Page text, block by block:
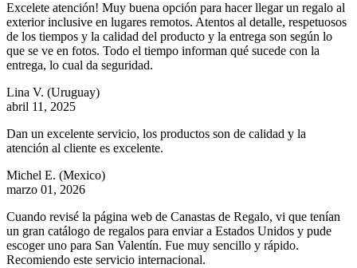
Excelete atención! Muy buena opción para hacer llegar un regalo al
exterior inclusive en lugares remotos. Atentos al detalle, respetuosos
de los tiempos y la calidad del producto y la entrega son según lo
que se ve en fotos. Todo el tiempo informan qué sucede con la
entrega, lo cual da seguridad.
Lina V. (Uruguay)
abril 11, 2025
Dan un excelente servicio, los productos son de calidad y la
atención al cliente es excelente.
Michel E. (Mexico)
marzo 01, 2026
Cuando revisé la página web de Canastas de Regalo, vi que tenían
un gran catálogo de regalos para enviar a Estados Unidos y pude
escoger uno para San Valentín. Fue muy sencillo y rápido.
Recomiendo este servicio internacional.